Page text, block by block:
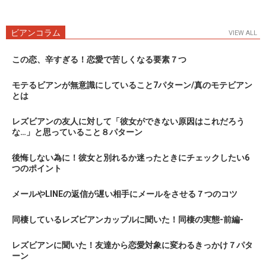
ビアンコラム VIEW ALL
この恋、辛すぎる！恋愛で苦しくなる要素７つ
モテるビアンが無意識にしていること7パターン/真のモテビアン
とは
レズビアンの友人に対して「彼女ができない原因はこれだろう
な…」と思っていること８パターン
後悔しない為に！彼女と別れるか迷ったときにチェックしたい6
つのポイント
メールやLINEの返信が遅い相手にメールをさせる７つのコツ
同棲しているレズビアンカップルに聞いた！同棲の実態-前編-
レズビアンに聞いた！友達から恋愛対象に変わるきっかけ７パタ
ーン